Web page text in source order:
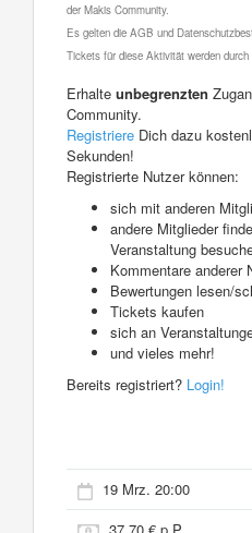
der Makis Community.
Es gelten die AGB und
Tickets für diese Aktivität werden
Erhalte unbegrenzten
Community.
Registriere Dich dazu
Sekunden!
Registrierte Nutzer können:
sich mit anderen
andere Mitglieder
Veranstaltung
Kommentare anderer
Bewertungen lesen/
Tickets kaufen
sich an
und vieles mehr!
Bereits registriert? Login!
19 Mrz. 20:00